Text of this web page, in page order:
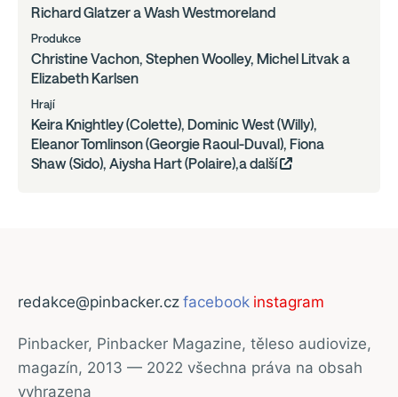
Richard Glatzer a Wash Westmoreland
Produkce
Christine Vachon, Stephen Woolley, Michel Litvak a
Elizabeth Karlsen
Hrají
Keira Knightley (Colette), Dominic West (Willy),
Eleanor Tomlinson (Georgie Raoul-Duval), Fiona
Shaw (Sido), Aiysha Hart (Polaire),a další
redakce@pinbacker.cz facebook instagram
Pinbacker, Pinbacker Magazine, těleso audiovize,
magazín, 2013 — 2022 všechna práva na obsah
vyhrazena